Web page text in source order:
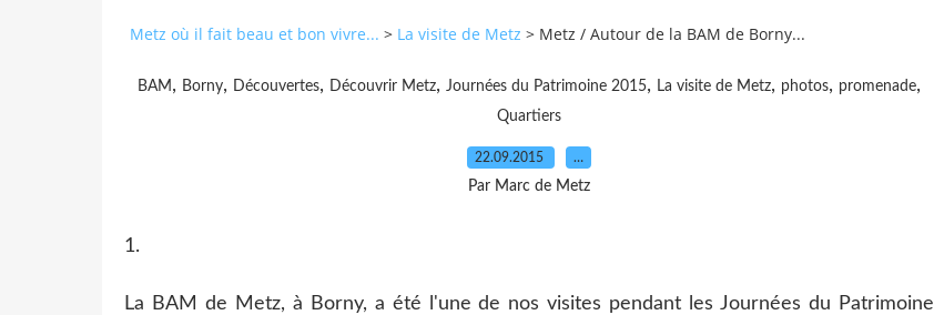
Metz où il fait beau et bon vivre... > La visite de Metz > Metz / Autour de la BAM de Borny...
BAM , Borny, Découvertes, Découvrir Metz, Journées du Patrimoine 2015, La visite de Metz, photos, promenade,
Quartiers
22.09.2015 …
Par Marc de Metz
1.
La BAM de Metz, à Borny, a été l'une de nos visites pendant les Journées du Patrimoine